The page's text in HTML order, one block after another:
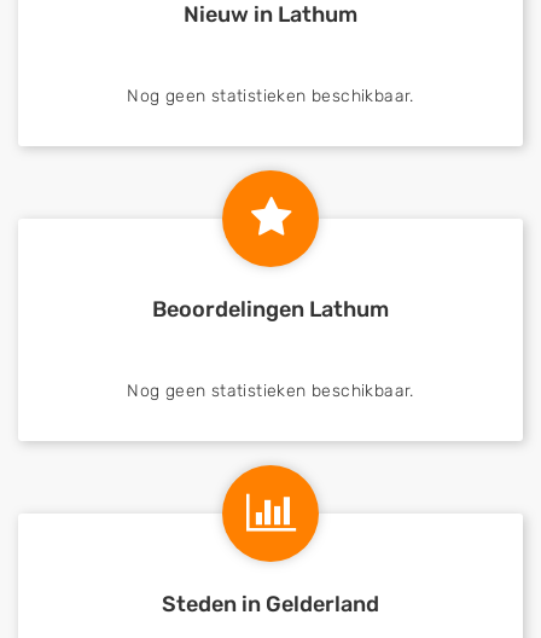
Nieuw in Lathum
Nog geen statistieken beschikbaar.
Beoordelingen Lathum
Nog geen statistieken beschikbaar.
Steden in Gelderland